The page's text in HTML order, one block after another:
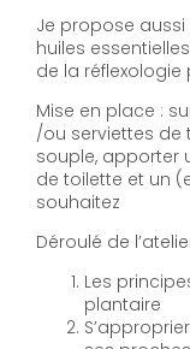
Je propose
huiles
de la réflexologie
Mise en place :
/ou serviettes de
souple, apporter
de toilette et un
souhaitez
Déroulé de
Les
plantaire